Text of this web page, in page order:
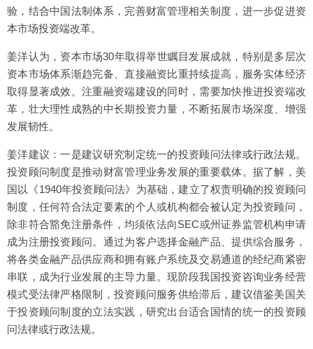
验，结合中国法制体系，完善财富管理相关制度，进一步促进资
本市场投资端改革。
姜洋认为，资本市场30年取得举世瞩目发展成就，特别是多层次
资本市场体系渐趋完备、直接融资比重持续提高，服务实体经济
取得显著成效。注重融资端建设的同时，需要加快推进投资端改
革，壮大理性成熟的中长期投资力量，不断拓展市场深度、增强
发展韧性。
姜洋建议：一是建议研究制定统一的投资顾问法律或行政法规。
投资顾问制度是推动财富管理业务发展的重要载体。据了解，美
国以《1940年投资顾问法》为基础，建立了权责明确的投资顾问
制度，任何符合法定要素的个人或机构都会被认定为投资顾问，
除非符合豁免注册条件，均须依法向SEC或州证券监管机构申请
成为注册投资顾问。通过为客户选择金融产品、提供综合服务，
将各类金融产品供应商和拥有账户系统及交易通道的经纪商紧密
串联，成为行业发展的主导力量。现阶段我国投资咨询业务经营
模式受法律严格限制，投资顾问服务供给滞后，建议借鉴美国关
于投资顾问制度的立法实践，研究出台适合国情的统一的投资顾
问法律或行政法规。